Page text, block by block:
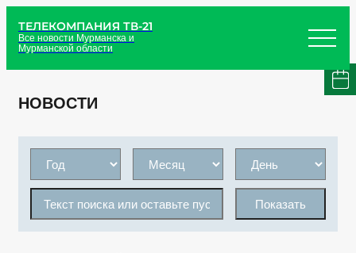
ТЕЛЕКОМПАНИЯ ТВ-21
Все новости Мурманска и
Мурманской области
НОВОСТИ
Показать